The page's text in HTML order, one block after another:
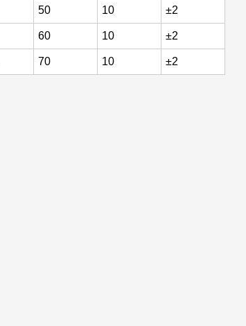
50 10 ±2
60 10 ±2
70 10 ±2